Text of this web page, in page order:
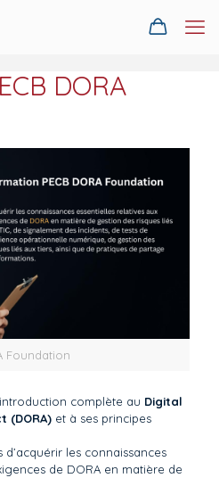
DORA
Foundation
complète au Digital
(DORA) et à ses principes
les connaissances
de DORA en matière de